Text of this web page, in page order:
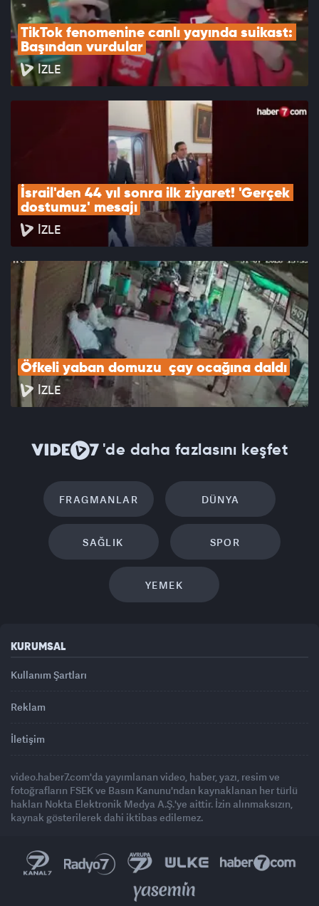
TikTok fenomenine canlı yayında suikast:
Başından vurdular
İZLE
İsrail'den 44 yıl sonra ilk ziyaret! 'Gerçek
dostumuz' mesajı
İZLE
Öfkeli yaban domuzu  çay ocağına daldı
İZLE
'de daha fazlasını keşfet
FRAGMANLAR DÜNYA
SAĞLIK SPOR
YEMEK
KURUMSAL
Kullanım Şartları
Reklam
İletişim
video.haber7.com'da yayımlanan video, haber, yazı, resim ve
fotoğrafların FSEK ve Basın Kanunu'ndan kaynaklanan her türlü
hakları Nokta Elektronik Medya A.Ş.'ye aittir. İzin alınmaksızın,
kaynak gösterilerek dahi iktibas edilemez.